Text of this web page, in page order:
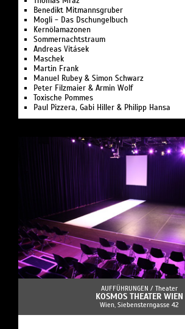
Benedikt Mitmannsgruber
Mogli - Das Dschungelbuch
Kernölamazonen
Sommernachts­traum
Andreas Vitásek
Maschek
Martin Frank
Manuel Rubey & Simon Schwarz
Peter Filzmaier & Armin Wolf
Toxische Pommes
Paul Pizzera, Gabi Hiller & Philipp Hansa
AUFFÜHRUNGEN / Theater
KOSMOS THEATER WIEN
Wien, Siebensterngasse 42